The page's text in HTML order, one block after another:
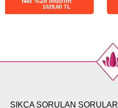
981,00 TL
SIKÇA SORULAN SORULAR